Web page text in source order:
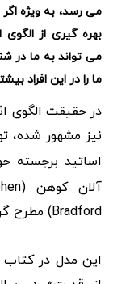
می رسد، به ویژه
می تواند به ما در
ما را در این افراد
در حقیقت الگوی
نیز مشهور شده،
اساتید برجسته
Bradford) مطرح گردیده است.
این مدل در کتاب